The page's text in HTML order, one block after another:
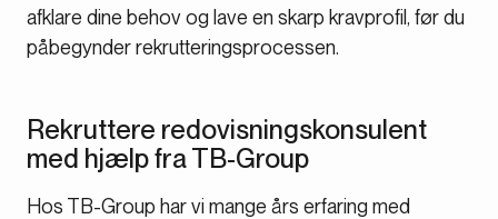
afklare dine behov og lave en skarp kravprofil, før du
påbegynder rekrutteringsprocessen.
Rekruttere redovisningskonsulent
med hjælp fra TB-Group
Hos TB-Group har vi mange års erfaring med